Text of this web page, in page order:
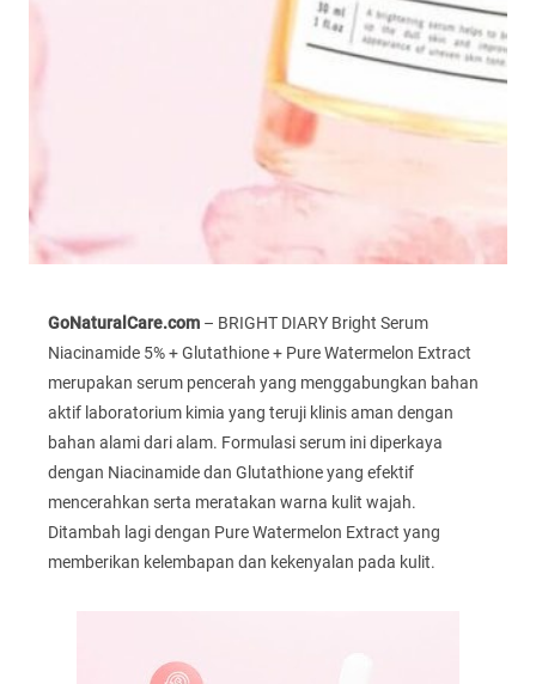
GoNaturalCare.com – BRIGHT DIARY Bright Serum
Niacinamide 5% + Glutathione + Pure Watermelon Extract
merupakan serum pencerah yang menggabungkan bahan
aktif laboratorium kimia yang teruji klinis aman dengan
bahan alami dari alam. Formulasi serum ini diperkaya
dengan Niacinamide dan Glutathione yang efektif
mencerahkan serta meratakan warna kulit wajah.
Ditambah lagi dengan Pure Watermelon Extract yang
memberikan kelembapan dan kekenyalan pada kulit.